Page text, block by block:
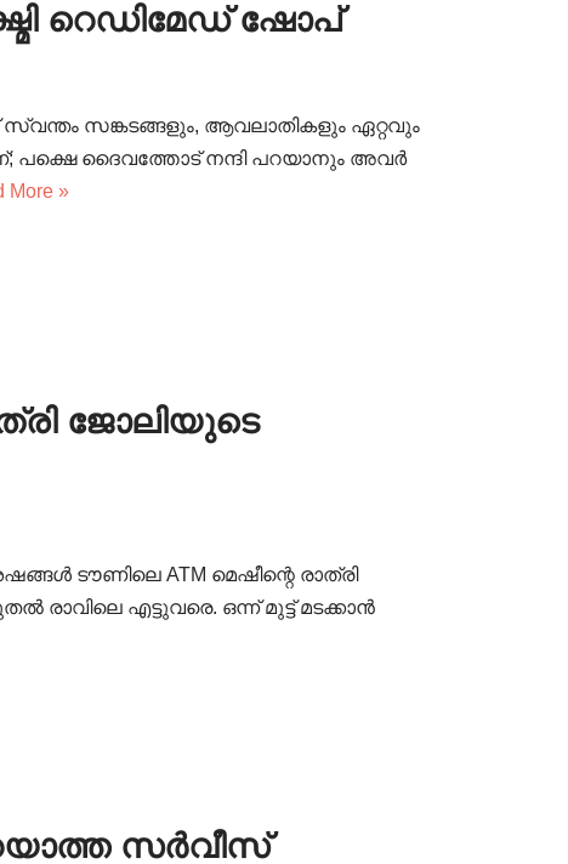
റെഡിമേഡ് ഷോപ്
സ്വന്തം സങ്കടങ്ങളും, ആവലാതികളും ഏറ്റവും
പക്ഷെ ദൈവത്തോട് നന്ദി പറയാനും അവർ
More »
ജോലിയുടെ
ടൗണിലെ ATM മെഷീന്റെ രാത്രി
രാവിലെ എട്ടുവരെ. ഒന്ന് മുട്ട് മടക്കാൻ
സർവീസ്